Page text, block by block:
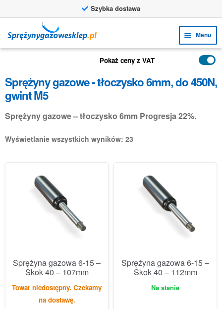
Szybka dostawa
do
nawigacji
do
treści
Menu
menu
PRODUKTY
menu
ZASTOSOWANIA
BIURO OBSŁUGI KLIENTA
FAQ
Pokaż ceny z VAT
Sprężyny gazowe - tłoczysko 6mm, do 450N,
gwint M5
Sprężyny gazowe – tłoczysko 6mm Progresja 22%.
Wyświetlanie wszystkich wyników: 23
Sprężyna gazowa 6-15 –
Skok 40 – 107mm
Towar niedostępny. Czekamy
na dostawę.
Sprężyna gazowa 6-15 –
Skok 40 – 112mm
Na stanie